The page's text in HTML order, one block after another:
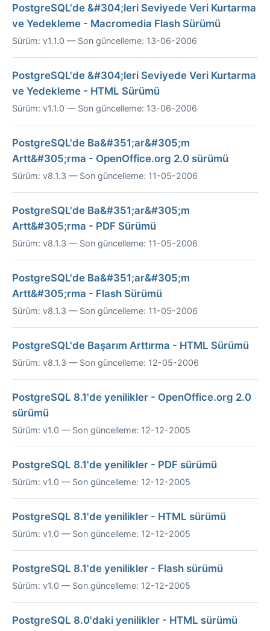
PostgreSQL'de &#304;leri Seviyede Veri Kurtarma
ve Yedekleme - Macromedia Flash Sürümü
Sürüm: v1.1.0 — Son güncelleme: 13-06-2006
PostgreSQL'de &#304;leri Seviyede Veri Kurtarma
ve Yedekleme - HTML Sürümü
Sürüm: v1.1.0 — Son güncelleme: 13-06-2006
PostgreSQL'de Ba&#351;ar&#305;m
Artt&#305;rma - OpenOffice.org 2.0 sürümü
Sürüm: v8.1.3 — Son güncelleme: 11-05-2006
PostgreSQL'de Ba&#351;ar&#305;m
Artt&#305;rma - PDF Sürümü
Sürüm: v8.1.3 — Son güncelleme: 11-05-2006
PostgreSQL'de Ba&#351;ar&#305;m
Artt&#305;rma - Flash Sürümü
Sürüm: v8.1.3 — Son güncelleme: 11-05-2006
PostgreSQL'de Başarım Arttırma - HTML Sürümü
Sürüm: v8.1.3 — Son güncelleme: 12-05-2006
PostgreSQL 8.1'de yenilikler - OpenOffice.org 2.0
sürümü
Sürüm: v1.0 — Son güncelleme: 12-12-2005
PostgreSQL 8.1'de yenilikler - PDF sürümü
Sürüm: v1.0 — Son güncelleme: 12-12-2005
PostgreSQL 8.1'de yenilikler - HTML sürümü
Sürüm: v1.0 — Son güncelleme: 12-12-2005
PostgreSQL 8.1'de yenilikler - Flash sürümü
Sürüm: v1.0 — Son güncelleme: 12-12-2005
PostgreSQL 8.0'daki yenilikler - HTML sürümü